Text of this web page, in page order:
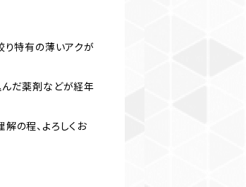
特有の薄いアクが
んだ薬剤などが経年
の程、よろしくお